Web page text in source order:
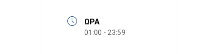
ΏΡΑ
01:00 - 23:59